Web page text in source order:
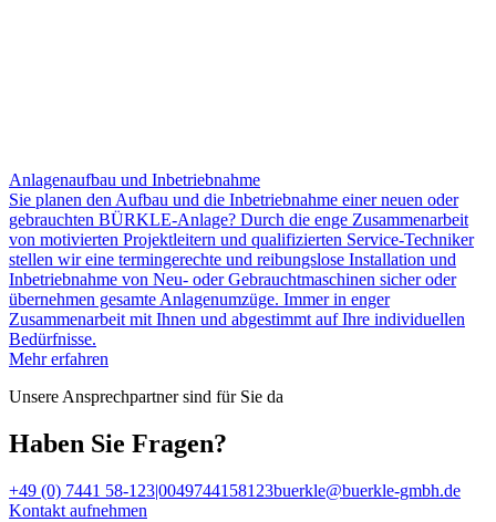
Anlagenaufbau und Inbetriebnahme
Sie planen den Aufbau und die Inbetriebnahme einer neuen oder
gebrauchten BÜRKLE-Anlage? Durch die enge Zusammenarbeit
von motivierten Projektleitern und qualifizierten Service-Techniker
stellen wir eine termingerechte und reibungslose Installation und
Inbetriebnahme von Neu- oder Gebrauchtmaschinen sicher oder
übernehmen gesamte Anlagenumzüge. Immer in enger
Zusammenarbeit mit Ihnen und abgestimmt auf Ihre individuellen
Bedürfnisse.
Mehr erfahren
Unsere Ansprechpartner sind für Sie da
Haben Sie Fragen?
+49 (0) 7441 58-123|0049744158123buerkle@buerkle-gmbh.de
Kontakt aufnehmen